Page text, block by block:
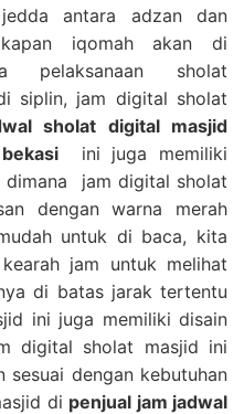
antara adzan dan
iqomah akan di
pelaksanaan sholat
siplin, jam digital sholat
sholat digital masjid
ini juga memiliki
dimana jam digital sholat
dengan warna merah
untuk di baca, kita
jam untuk melihat
di batas jarak tertentu
ini juga memiliki disain
digital sholat masjid ini
sesuai dengan kebutuhan
di penjual jam jadwal